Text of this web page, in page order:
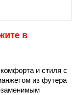
в
и стиля с
из футера